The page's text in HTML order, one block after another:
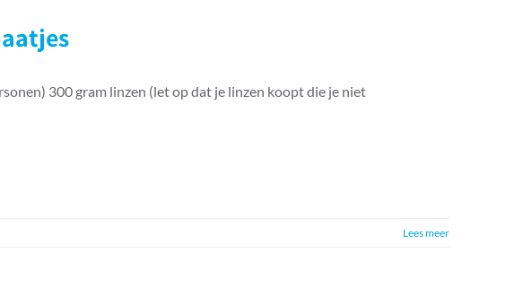
300 gram linzen (let op dat je linzen koopt die je niet
Lees meer